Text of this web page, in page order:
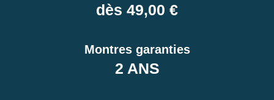
dès 49,00 €
Montres garanties
2 ANS